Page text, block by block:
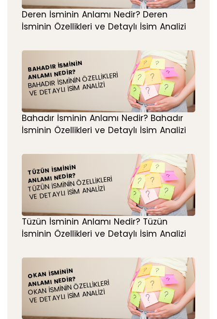
Deren İsminin Anlamı Nedir? Deren
İsminin Özellikleri ve Detaylı İsim Analizi
BAHADIR İSMININ
ANLAMI NEDIR?
BAHADIR İSMININ ÖZELLIKLERI
VE DETAYLI İSIM ANALIZI
Bahadır İsminin Anlamı Nedir? Bahadır
İsminin Özellikleri ve Detaylı İsim Analizi
TÜZÜN İSMININ
ANLAMI NEDIR?
TÜZÜN İSMININ ÖZELLIKLERI
VE DETAYLI İSIM ANALIZI
Tüzün İsminin Anlamı Nedir? Tüzün
İsminin Özellikleri ve Detaylı İsim Analizi
OKAN İSMININ
ANLAMI NEDIR?
OKAN İSMININ ÖZELLIKLERI
VE DETAYLI İSIM ANALIZI